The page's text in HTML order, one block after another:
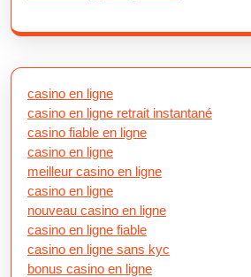
casino en ligne
casino en ligne retrait instantané
casino fiable en ligne
casino en ligne
meilleur casino en ligne
casino en ligne
nouveau casino en ligne
casino en ligne fiable
casino en ligne sans kyc
bonus casino en ligne